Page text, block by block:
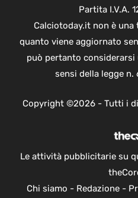
Partita I.V.A.
Calciotoday.it non è
quanto viene aggiornato
può pertanto
sensi della legge n.
Copyright ©2026 - Tutti i
Le attività pubblicitarie su
Chi siamo - Redazione-